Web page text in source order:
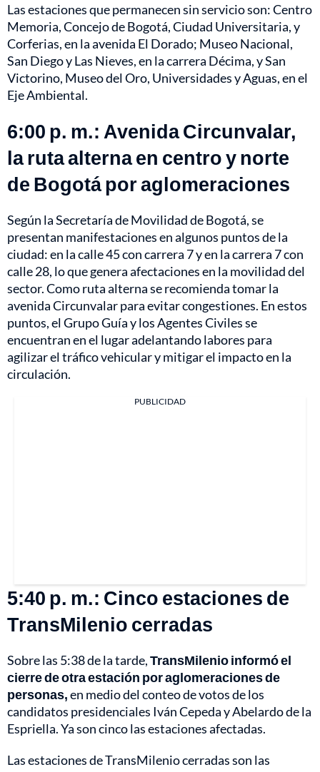
Las estaciones que permanecen sin servicio son: Centro
Memoria, ⁠Concejo de Bogotá, ⁠Ciudad Universitaria, y
Corferias, en la avenida El Dorado; Museo Nacional,
San Diego y Las Nieves, en la carrera Décima, y San
Victorino, ⁠Museo del Oro, ⁠Universidades y ⁠Aguas, en el
Eje Ambiental.
6:00 p. m.: Avenida Circunvalar,
la ruta alterna en centro y norte
de Bogotá por aglomeraciones
Según la Secretaría de Movilidad de Bogotá, se
presentan manifestaciones en algunos puntos de la
ciudad: en la calle 45 con carrera 7 y en la carrera 7 con
calle 28, lo que genera afectaciones en la movilidad del
sector. Como ruta alterna se recomienda tomar la
avenida Circunvalar para evitar congestiones. En estos
puntos, el Grupo Guía y los Agentes Civiles se
encuentran en el lugar adelantando labores para
agilizar el tráfico vehicular y mitigar el impacto en la
circulación.
PUBLICIDAD
5:40 p. m.: Cinco estaciones de
TransMilenio cerradas
Sobre las 5:38 de la tarde,TransMilenio informó el
cierre de otra estación por aglomeraciones de
personas,en medio del conteo de votos de los
candidatos presidenciales Iván Cepeda y Abelardo de la
Espriella. Ya son cinco las estaciones afectadas.
Las estaciones de TransMilenio cerradas son las